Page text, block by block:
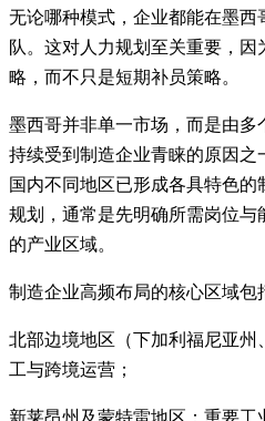
无论哪种模式，企业都能在墨西
队。这对人力规划至关重要，
略，而不只是短期补员策略。
墨西哥并非单一市场，而是由
持续受到制造企业青睐的原因之
国内不同地区已形成各具特色
规划，通常是先明确所需岗位
的产业区域。
制造企业高频布局的核心区域包
北部边境地区（下加利福尼亚
工与跨境运营；
新莱昂州及蒙特雷地区：重要工